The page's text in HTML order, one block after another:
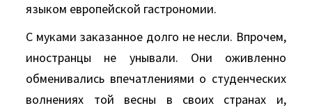
языком европейской гастрономии.
С муками заказанное долго не несли. Впрочем,
иностранцы не унывали. Они оживленно
обменивались впечатлениями о студенческих
волнениях той весны в своих странах и,